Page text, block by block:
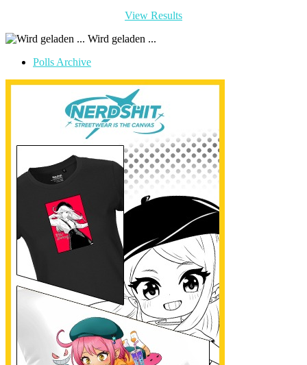
View Results
Wird geladen ...
Polls Archive